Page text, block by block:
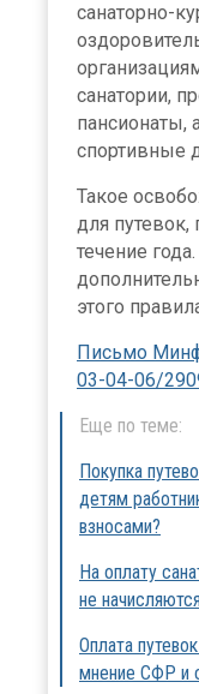
санаторно-
санатории,
пансионаты,
спортивные
Такое
для
течение
этого
Письмо
03-04-06/
Еще по теме:
Покупка
детям
взносами?
На оплату
не начисляются
Оплата
мнение СФР и